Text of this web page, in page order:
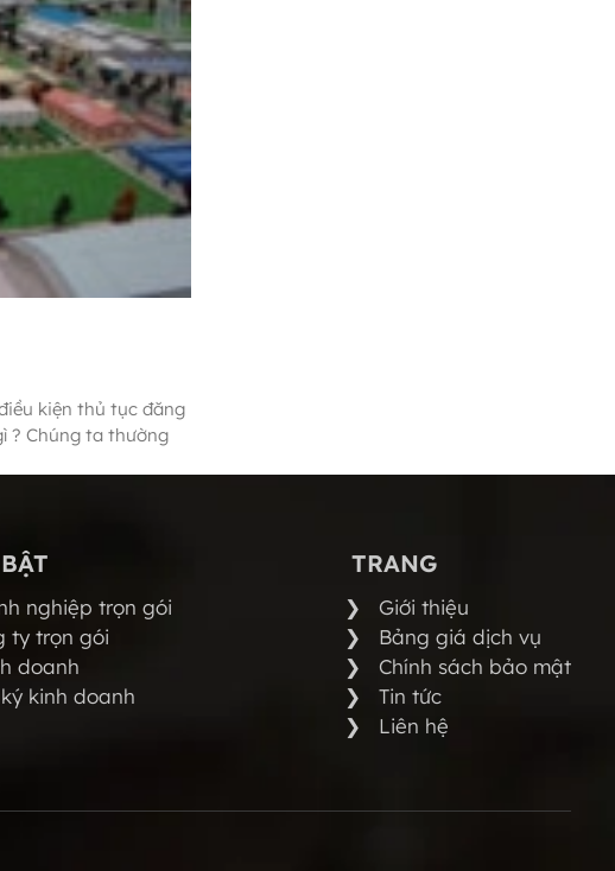
kiện thủ tục đăng
? Chúng ta thường
nghiệp trọn gói
ty trọn gói
doanh
kinh doanh
TRANG
Giới thiệu
Bảng giá dịch vụ
Chính sách bảo mật
Tin tức
Liên hệ